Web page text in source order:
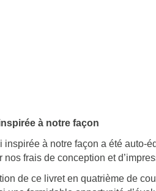
à notre façon
inspirée à notre façon a été auto-
nos frais de conception et
de ce livret en quatrième de